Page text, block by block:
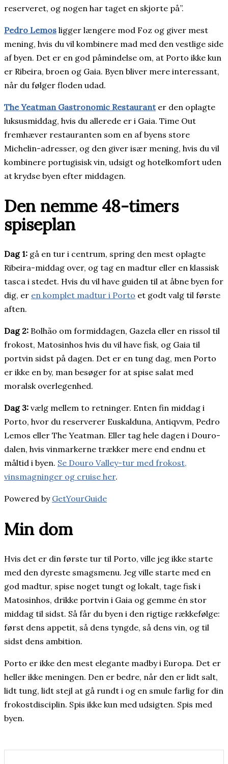
reserveret, og nogen har taget en skjorte på”.
Pedro Lemos ligger længere mod Foz og giver mest
mening, hvis du vil kombinere mad med den vestlige side
af byen. Det er en god påmindelse om, at Porto ikke kun
er Ribeira, broen og Gaia. Byen bliver mere interessant,
når du følger floden udad.
The Yeatman Gastronomic Restauranter den oplagte
luksusmiddag, hvis du allerede er i Gaia. Time Out
fremhæver restauranten som en af byens store
Michelin-adresser, og den giver især mening, hvis du vil
kombinere portugisisk vin, udsigt og hotelkomfort uden
at krydse byen efter middagen.
Den nemme 48-timers
spiseplan
Dag 1: gå en tur i centrum, spring den mest oplagte
Ribeira-middag over, og tag en madtur eller en klassisk
tasca i stedet. Hvis du vil have guiden til at åbne byen for
dig, er en komplet madtur i Porto et godt valg til første
aften.
Dag 2: Bolhão om formiddagen, Gazela eller en rissol til
frokost, Matosinhos hvis du vil have fisk, og Gaia til
portvin sidst på dagen. Det er en tung dag, men Porto
er ikke en by, man besøger for at spise salat med
moralsk overlegenhed.
Dag 3: vælg mellem to retninger. Enten fin middag i
Porto, hvor du reserverer Euskalduna, Antiqvvm, Pedro
Lemos eller The Yeatman. Eller tag hele dagen i Douro-
dalen, hvis vinmarkerne trækker mere end endnu et
måltid i byen. Se Douro Valley-tur med frokost,
vinsmagninger og cruise her.
Powered by GetYourGuide
Min dom
Hvis det er din første tur til Porto, ville jeg ikke starte
med den dyreste smagsmenu. Jeg ville starte med en
god madtur, spise noget tungt og lokalt, tage fisk i
Matosinhos, drikke portvin i Gaia og gemme én stor
middag til sidst. Så får du byen i den rigtige rækkefølge:
først dens appetit, så dens tyngde, så dens vin, og til
sidst dens ambition.
Porto er ikke den mest elegante madby i Europa. Det er
heller ikke meningen. Den er bedre, når den er lidt salt,
lidt tung, lidt stejl at gå rundt i og en smule farlig for din
frokostdisciplin. Spis ikke kun med udsigten. Spis med
byen.